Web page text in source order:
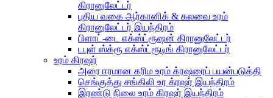
கிரானுலேட்டர்
புதிய வகை ஆர்கானிக் & கலவை உரம்
கிரானுலேட்டர் இயந்திரம்
பிளாட்-டை எக்ஸ்ட்ரூஷன் கிரானுலேட்டர்
டபுள் ஸ்க்ரூ எக்ஸ்ட்ரூடிங் கிரானுலேட்டர்
உரம் கிரஷர்
அரை ஈரமான கரிம உரம் க்ரஷரைப் பயன்படுத்தி
செங்குத்து சங்கிலி உர க்ரஷர் இயந்திரம்
இரண்டு நிலை உரம் கிரஷர் இயந்திரம்